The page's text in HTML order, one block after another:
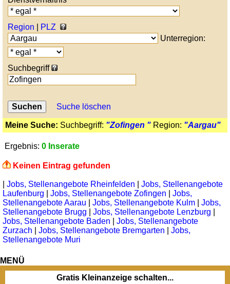
Region
PLZ
Unterregion:
Suchbegriff
Suche löschen
Meine Suche: Suchbegriff: "Zofingen " Region: "Aargau"
Ergebnis: 0 Inserate
Keinen Eintrag gefunden
Jobs, Stellenangebote Rheinfelden
Jobs, Stellenangebote
Laufenburg
Jobs, Stellenangebote Zofingen
Jobs,
Stellenangebote Aarau
Jobs, Stellenangebote Kulm
Jobs,
Stellenangebote Brugg
Jobs, Stellenangebote Lenzburg
Jobs, Stellenangebote Baden
Jobs, Stellenangebote
Zurzach
Jobs, Stellenangebote Bremgarten
Jobs,
Stellenangebote Muri
MENÜ
Gratis Kleinanzeige schalten...